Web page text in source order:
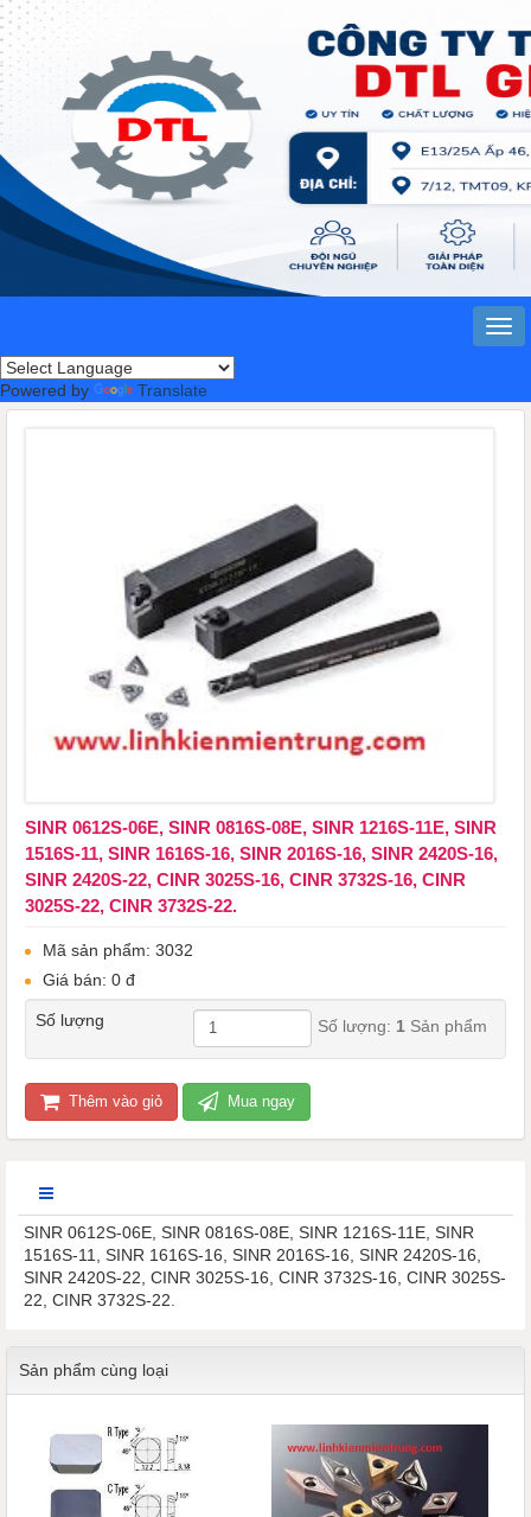
Powered by Translate
SINR 0612S-06E, SINR 0816S-08E, SINR 1216S-11E, SINR
1516S-11, SINR 1616S-16, SINR 2016S-16, SINR 2420S-16,
SINR 2420S-22, CINR 3025S-16, CINR 3732S-16, CINR
3025S-22, CINR 3732S-22.
Mã sản phẩm: 3032
Giá bán: 0 đ
Số lượng Số lượng: 1 Sản phẩm
Thêm vào giỏ Mua ngay
SINR 0612S-06E, SINR 0816S-08E, SINR 1216S-11E, SINR
1516S-11, SINR 1616S-16, SINR 2016S-16, SINR 2420S-16,
SINR 2420S-22, CINR 3025S-16, CINR 3732S-16, CINR 3025S-
22, CINR 3732S-22.
Sản phẩm cùng loại